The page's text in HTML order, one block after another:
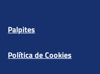
Palpites
Política de Cookies